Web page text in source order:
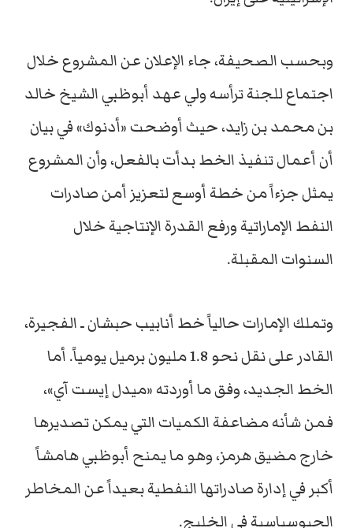
وبحسب الصحيفة، جاء الإعلان عن المشروع خلال
اجتماع للجنة ترأسه ولي عهد أبوظبي الشيخ خالد
بن محمد بن زايد، حيث أوضحت «أدنوك» في بيان
أن أعمال تنفيذ الخط بدأت بالفعل، وأن المشروع
يمثل جزءاً من خطة أوسع لتعزيز أمن صادرات
النفط الإماراتية ورفع القدرة الإنتاجية خلال
السنوات المقبلة.
وتملك الإمارات حالياً خط أنابيب حبشان ـ الفجيرة،
القادر على نقل نحو 1.8 مليون برميل يومياً. أما
الخط الجديد، وفق ما أوردته «ميدل إيست آي»،
فمن شأنه مضاعفة الكميات التي يمكن تصديرها
خارج مضيق هرمز، وهو ما يمنح أبوظبي هامشاً
أكبر في إدارة صادراتها النفطية بعيداً عن المخاطر
الجيوسياسية في الخليج.